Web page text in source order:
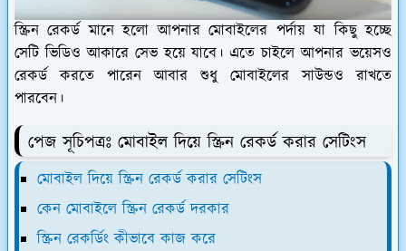
স্ক্রিন রেকর্ড মানে হলো আপনার মোবাইলের পর্দায় যা কিছু হচ্ছে
সেটি ভিডিও আকারে সেভ হয়ে যাবে। এতে চাইলে আপনার ভয়েসও
রেকর্ড করতে পারেন আবার শুধু মোবাইলের সাউন্ডও রাখতে
পারবেন।
পেজ সূচিপত্রঃ মোবাইল দিয়ে স্ক্রিন রেকর্ড করার সেটিংস
মোবাইল দিয়ে স্ক্রিন রেকর্ড করার সেটিংস
কেন মোবাইলে স্ক্রিন রেকর্ড দরকার
স্ক্রিন রেকর্ডিং কীভাবে কাজ করে